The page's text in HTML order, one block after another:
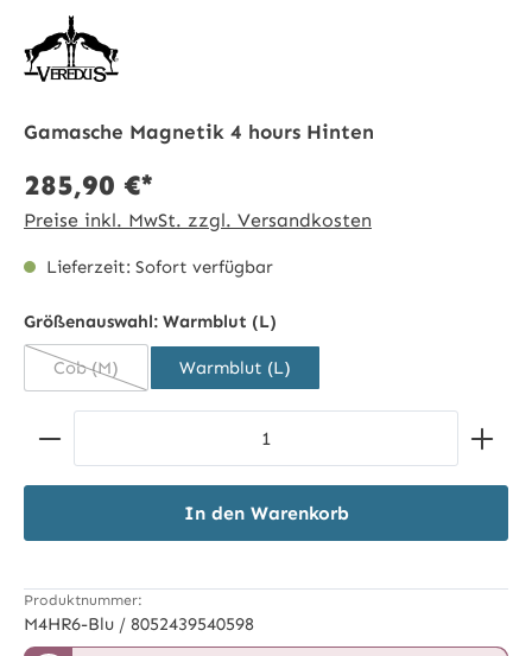
Gamasche Magnetik 4 hours Hinten
285,90 €*
Preise inkl. MwSt. zzgl. Versandkosten
Lieferzeit: Sofort verfügbar
Größenauswahl: Warmblut (L)
Cob (M)
(Diese Option ist zurzeit nicht verfügbar.)
Warmblut (L)
Produkt Anzahl: Gib den gewünschten Wert ein
In den Warenkorb
Produktnummer:
M4HR6-Blu / 8052439540598